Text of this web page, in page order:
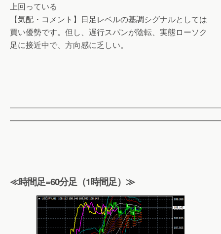
上回っている
【気配・コメント】日足レベルの基調シグナルとしては
買い優勢です。但し、遅行スパンが陰転、実態ローソク
足に接近中で、方向感に乏しい。
≪時間足=60分足（1時間足）≫